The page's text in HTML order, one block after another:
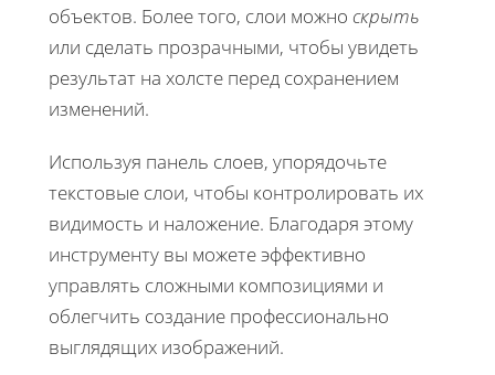
объектов. Более того, слои можно скрыть
или сделать прозрачными, чтобы увидеть
результат на холсте перед сохранением
изменений.
Используя панель слоев, упорядочьте
текстовые слои, чтобы контролировать их
видимость и наложение. Благодаря этому
инструменту вы можете эффективно
управлять сложными композициями и
облегчить создание профессионально
выглядящих изображений.